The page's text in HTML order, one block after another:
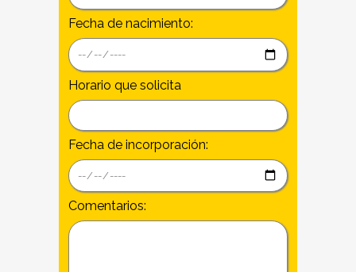
Fecha de nacimiento:
Horario que solicita
Fecha de incorporación:
Comentarios: